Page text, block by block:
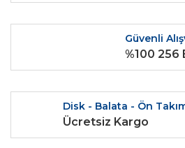
Güvenli
%100 256
Disk - Balata - Ön
Ücretsiz Kargo